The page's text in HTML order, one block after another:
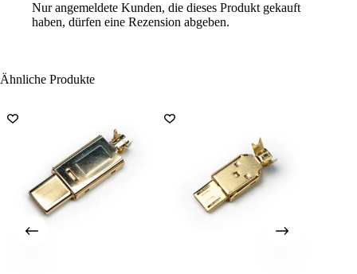
Nur angemeldete Kunden, die dieses Produkt gekauft
haben, dürfen eine Rezension abgeben.
Ähnliche Produkte